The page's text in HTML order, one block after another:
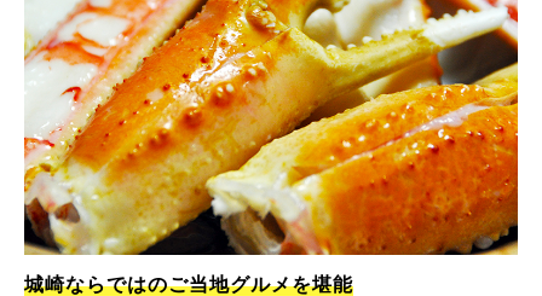
城崎ならではのご当地グルメを堪能